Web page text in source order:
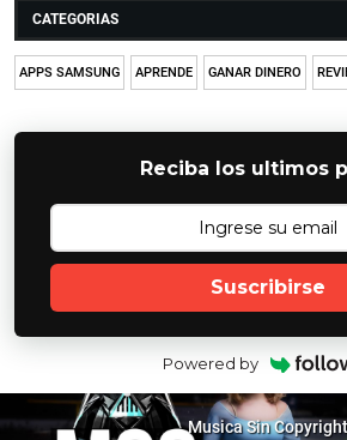
CATEGORIAS
APPS SAMSUNG APRENDE GANAR DINERO
Reciba los ultimos
Suscribirse
Powered by
Musica Sin Copyright